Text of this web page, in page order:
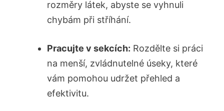
rozměry látek, abyste se vyhnuli
chybám při stříhání.
Pracujte v sekcích: Rozdělte si práci
na menší, zvládnutelné úseky, které
vám pomohou udržet přehled a
efektivitu.